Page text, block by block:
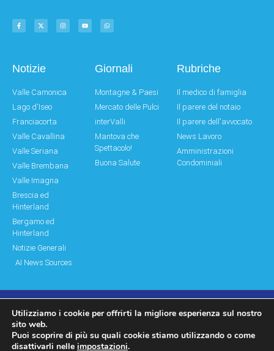
Notizie
Valle Camonica
Lago d'Iseo
Franciacorta
Valle Cavallina
Valle Seriana
Valle Brembana
Valle Imagna
Brescia ed
Hinterland
Bergamo ed
Hinterland
Notizie Generali
AI News Sources
Giornali
Montagne & Paesi
Mercato delle Pulci
interValli
Mantova che
Spettacolo!
Buona Salute
Rubriche
Il medico di famiglia
Il parere del notaio
Il parere dell'avvocato
News Lavoro
Amministrazioni
Condominiali
© Copyright 2011 – 2026 Montagne & Paesi
Log In|Log Out Privacy Policy
Utilizziamo i cookie per offrirti la migliore esperienza sul nostro
sito web.
Puoi scoprire di più su quali cookie stiamo utilizzando o come
disattivarli nelle impostazioni.